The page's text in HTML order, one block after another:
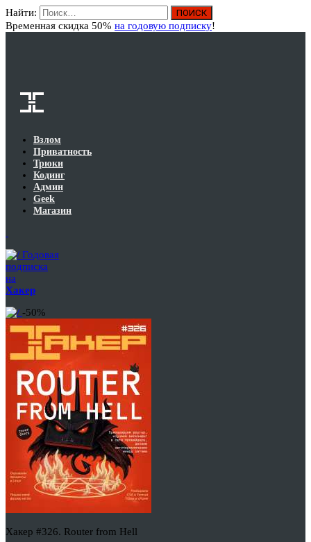
Найти:
Временная скидка 50% на годовую подписку!
Взлом
Приватность
Трюки
Кодинг
Админ
Geek
Магазин
Годовая
подписка
на
Хакер
-50%
Хакер #326. Router from Hell